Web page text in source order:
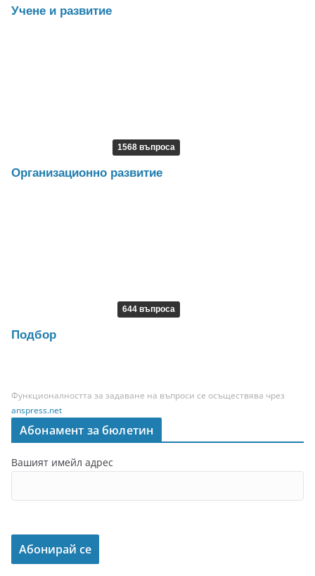
Учене и развитие
1568 въпроса
Организационно развитие
644 въпроса
Подбор
Функционалността за задаване на въпроси се осъществява чрез
anspress.net
Абонамент за бюлетин
Вашият имейл адрес